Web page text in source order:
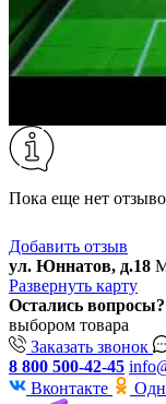
Пока еще нет
Добавить отзыв
ул. Юннатов, д.18
Развернуть карту
Остались вопросы?
выбором товара
Заказать звонок
8 800 500-42-45
Вконтакте